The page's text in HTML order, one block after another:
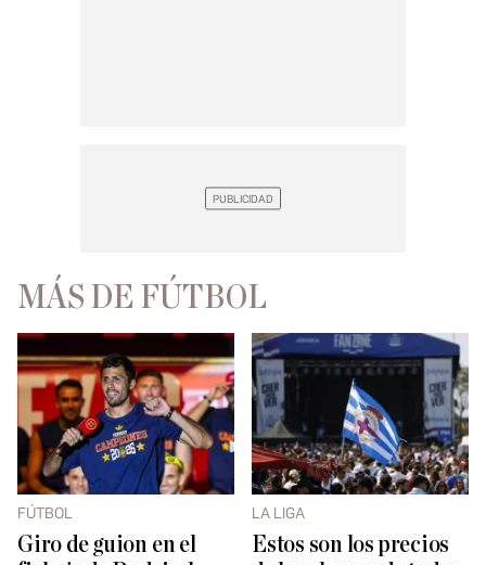
MÁS DE FÚTBOL
FÚTBOL
Giro de guion en el
LA LIGA
Estos son los precios